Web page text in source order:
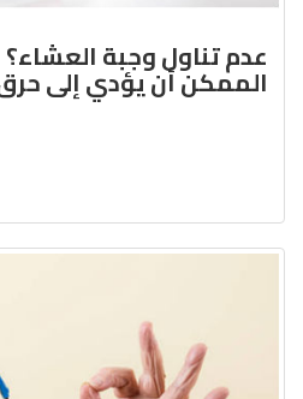
عدم تناول وجبة
الممكن أن يؤدي إلى